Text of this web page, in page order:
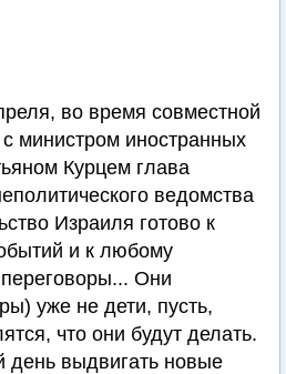
во время совместной
министром иностранных
Курцем глава
ведомства
Израиля готово к
и к любому
Они
уже не дети, пусть,
что они будут делать.
выдвигать новые